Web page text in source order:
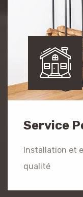
Service
Installation et
qualité